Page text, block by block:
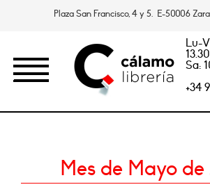
Plaza San Francisco, 4 y 5. E-50006
Lu-
Sa:
+34
Mes de Mayo de